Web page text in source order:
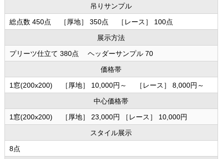
吊りサンプル
総点数 450点 ［厚地］ 350点 ［レース］ 100点
展示方法
プリーツ仕立て 380点 ヘッダーサンプル 70
価格帯
1窓(200x200) ［厚地］ 10,000円～ ［レース］ 8,000円～
中心価格帯
1窓(200x200) ［厚地］ 23,000円 ［レース］ 10,000円
スタイル展示
8点